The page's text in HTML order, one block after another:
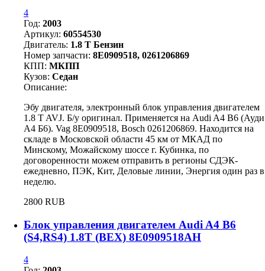
4
Год: 2003
Артикул: 60554530
Двигатель: 1.8 T Бензин
Номер запчасти: 8E0909518, 0261206869
КПП: МКПП
Кузов: Седан
Описание:
Эбу двигателя, электронный блок управления двигателем
1.8 T AVJ. Б/у оригинал. Применяется на Audi A4 B6 (Ауди
А4 Б6). Vag 8E0909518, Bosch 0261206869. Находится на
складе в Московской области 45 км от МКАД по
Минскому, Можайскому шоссе г. Кубинка, по
договоренности можем отправить в регионы СДЭК-
ежедневно, ПЭК, Кит, Деловые линии, Энергия один раз в
неделю.
2800 RUB
Блок управления двигателем Audi A4 B6
(S4,RS4) 1.8T (BEX) 8E0909518AH
4